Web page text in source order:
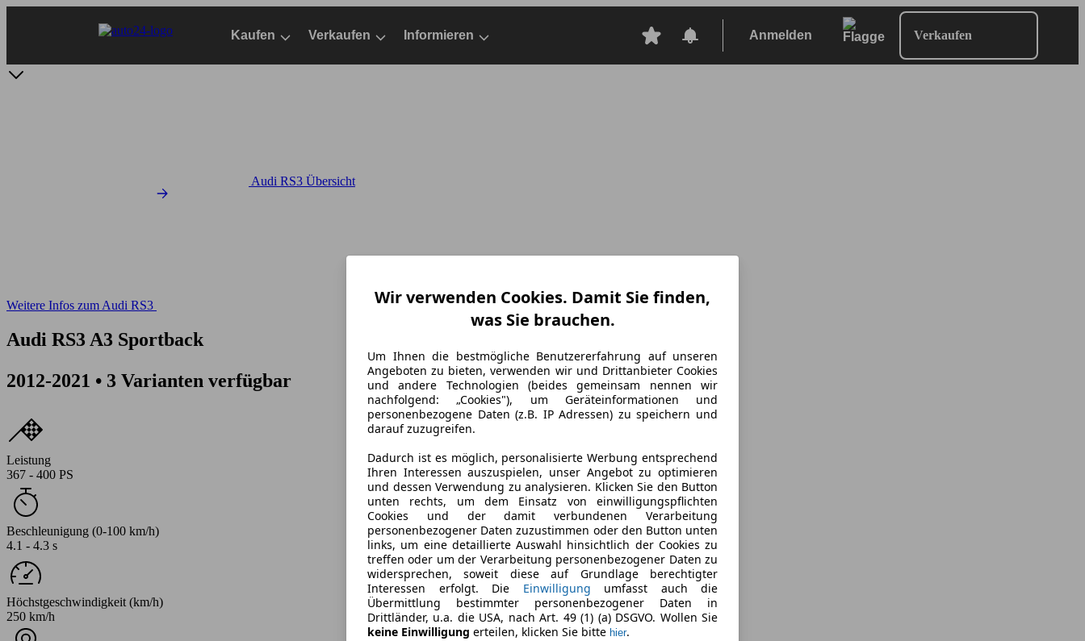
Kaufen Verkaufen Informieren Anmelden Verkaufen
Audi RS3 Übersicht
Weitere Infos zum Audi RS3
Audi RS3 A3 Sportback
2012-2021 • 3 Varianten verfügbar
Leistung
367 - 400 PS
Beschleunigung (0-100 km/h)
4.1 - 4.3 s
Höchstgeschwindigkeit (km/h)
250 km/h
Wir verwenden Cookies. Damit Sie finden,
was Sie brauchen.
Um Ihnen die bestmögliche Benutzererfahrung auf unseren
Angeboten zu bieten, verwenden wir und Drittanbieter Cookies
und andere Technologien (beides gemeinsam nennen wir
nachfolgend: „Cookies"), um Geräteinformationen und
personenbezogene Daten (z.B. IP Adressen) zu speichern und
darauf zuzugreifen.
Dadurch ist es möglich, personalisierte Werbung entsprechend
Ihren Interessen auszuspielen, unser Angebot zu optimieren
und dessen Verwendung zu analysieren. Klicken Sie den Button
unten rechts, um dem Einsatz von einwilligungspflichten
Cookies und der damit verbundenen Verarbeitung
personenbezogener Daten zuzustimmen oder den Button unten
links, um eine detaillierte Auswahl hinsichtlich der Cookies zu
treffen oder um der Verarbeitung personenbezogener Daten zu
widersprechen, soweit diese auf Grundlage berechtigter
Interessen erfolgt. Die Einwilligung umfasst auch die
Übermittlung bestimmter personenbezogener Daten in
Drittländer, u.a. die USA, nach Art. 49 (1) (a) DSGVO. Wollen Sie
keine Einwilligung erteilen, klicken Sie bitte hier.